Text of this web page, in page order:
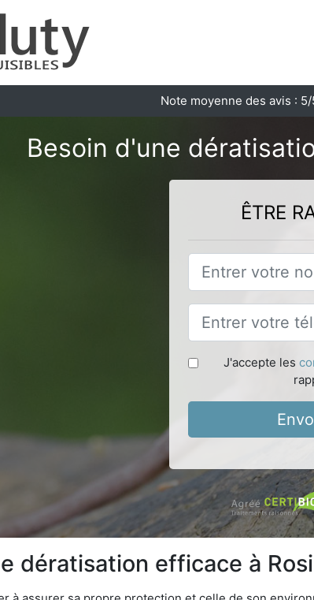
Note moyenne des avis : 5/
Besoin d'une
ÊTRE
J'accepte les
dératisation efficace à